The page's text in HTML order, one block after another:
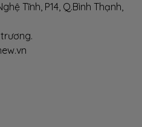
PHẨM
đầy đủ phụ kiện.
Tĩnh, P14, Q.Bình Thạnh,